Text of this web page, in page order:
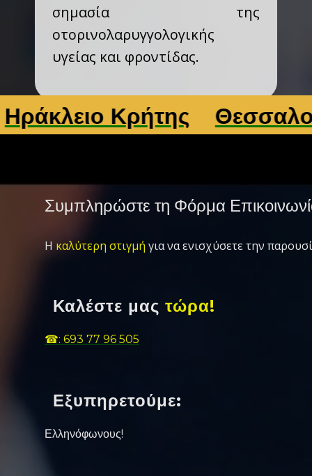
σημασία της
οτορινολαρυγγολογικής
υγείας και φροντίδας.
Κρήτης Θεσσαλονίκη
Συμπληρώστε τη Φόρμα
Η καλύτερη στιγμή για να ενισχύσετε την
Καλέστε μας τώρα!
☎: 693 77 96 505
Εξυπηρετούμε:
Ελληνόφωνους!